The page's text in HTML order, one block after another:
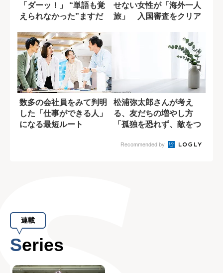
「ダーッ！」 “単語も覚
えられなかった”ますだ
せない女性が「海外一人
旅」 入国審査をクリア
数多の会社員をみて判明
した「仕事ができる人」
になる最短ルート
松浦弥太郎さんが考え
る、友だちの増やし方
「孤独を恐れず、敵をつ
Recommended by
連載
Series